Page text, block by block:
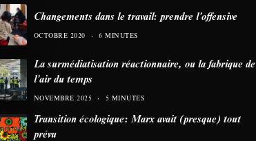
Changements dans le travail: prendre l’offensive
OCTOBRE 2020 6 MINUTES
La surmédiatisation réactionnaire, ou la fabrique de
l’air du temps
NOVEMBRE 2025 5 MINUTES
Transition écologique: Marx avait (presque) tout
prévu